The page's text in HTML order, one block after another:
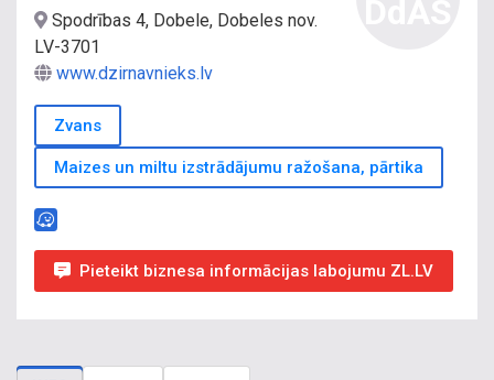
Spodrības 4, Dobele, Dobeles nov.
LV-3701
www.dzirnavnieks.lv
Zvans
Maizes un miltu izstrādājumu ražošana, pārtika
Pieteikt biznesa informācijas labojumu ZL.LV